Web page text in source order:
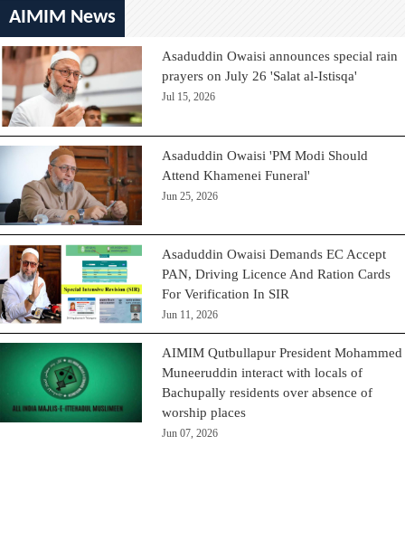
AIMIM News
Asaduddin Owaisi announces special rain
prayers on July 26 'Salat al-Istisqa'
Jul 15, 2026
Asaduddin Owaisi 'PM Modi Should
Attend Khamenei Funeral'
Jun 25, 2026
Asaduddin Owaisi Demands EC Accept
PAN, Driving Licence And Ration Cards
For Verification In SIR
Jun 11, 2026
AIMIM Qutbullapur President Mohammed
Muneeruddin interact with locals of
Bachupally residents over absence of
worship places
Jun 07, 2026